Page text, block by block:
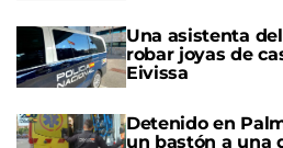
Una asistenta
robar joyas de
Eivissa
Detenido en
un bastón a una